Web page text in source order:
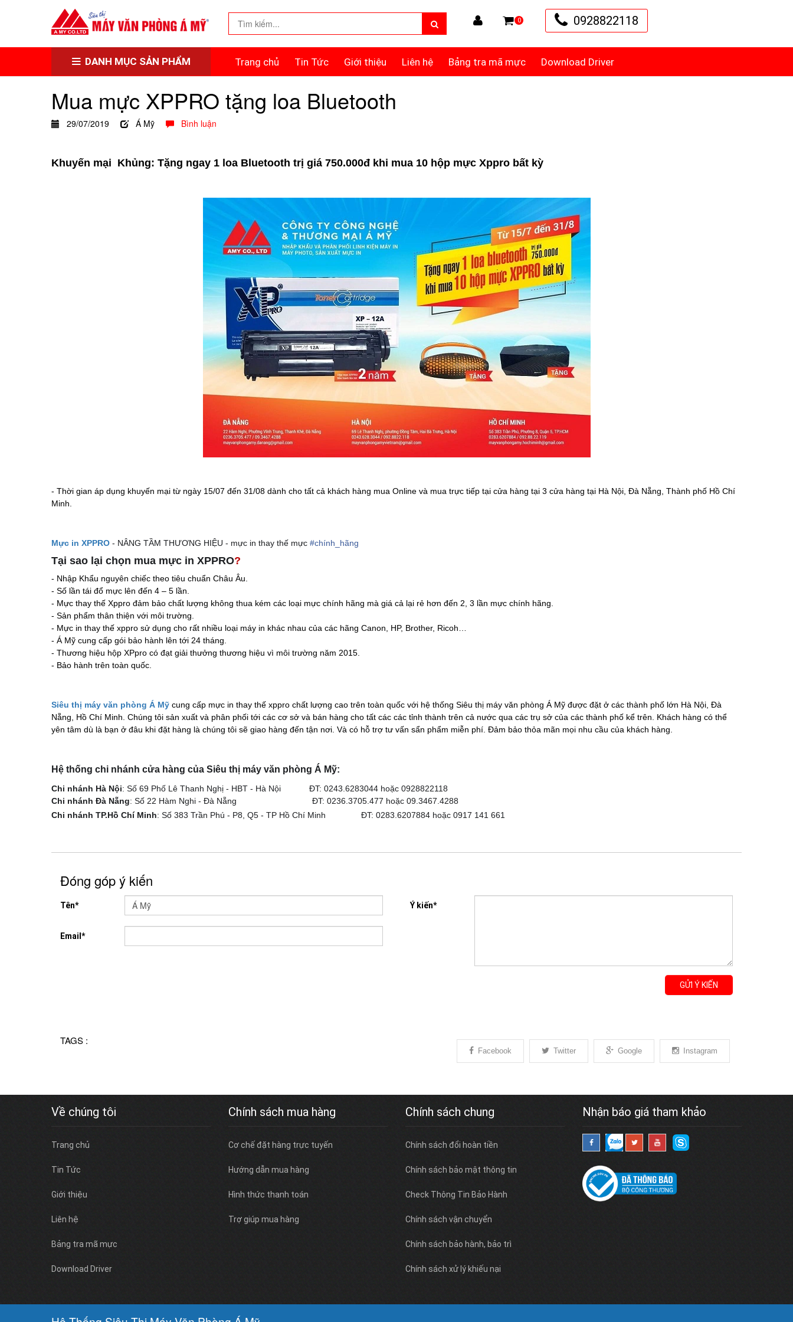
0 0928822118
DANH MỤC SẢN PHẨM Trang chủ Tin Tức Giới thiệu Liên hệ Bảng tra mã mực Download Driver
Mua mực XPPRO tặng loa Bluetooth
29/07/2019 Á Mỹ Bình luận
Khuyến mại Khủng: Tặng ngay 1 loa Bluetooth trị giá 750.000đ khi mua 10 hộp mực Xppro bất kỳ
- Thời gian áp dụng khuyến mại từ ngày 15/07 đến 31/08 dành cho tất cả khách hàng mua Online và mua trực tiếp tại cửa hàng tại 3 cửa hàng tại Hà Nội, Đà Nẵng, Thành phố Hồ Chí
Minh.
Mực in XPPRO - NÂNG TẦM THƯƠNG HIỆU - mực in thay thế mực #chính_hãng
Tại sao lại chọn mua mực in XPPRO?
- Nhập Khẩu nguyên chiếc theo tiêu chuẩn Châu Âu.
- Số lần tái đổ mực lên đến 4 – 5 lần.
- Mực thay thế Xppro đảm bảo chất lượng không thua kém các loại mực chính hãng mà giá cả lại rẻ hơn đến 2, 3 lần mực chính hãng.
- Sản phẩm thân thiện với môi trường.
- Mực in thay thế xppro sử dụng cho rất nhiều loại máy in khác nhau của các hãng Canon, HP, Brother, Ricoh…
- Á Mỹ cung cấp gói bảo hành lên tới 24 tháng.
- Thương hiệu hộp XPpro có đạt giải thưởng thương hiệu vì môi trường năm 2015.
- Bảo hành trên toàn quốc.
Siêu thị máy văn phòng Á Mỹ cung cấp mực in thay thế xppro chất lượng cao trên toàn quốc với hệ thống Siêu thị máy văn phòng Á Mỹ được đặt ở các thành phố lớn Hà Nội, Đà
Nẵng, Hồ Chí Minh. Chúng tôi sản xuất và phân phối tới các cơ sở và bán hàng cho tất các các tỉnh thành trên cả nước qua các trụ sở của các thành phố kể trên. Khách hàng có thể
yên tâm dù là bạn ở đâu khi đặt hàng là chúng tôi sẽ giao hàng đến tận nơi. Và có hỗ trợ tư vấn sẩn phẩm miễn phí. Đảm bảo thỏa mãn mọi nhu cầu của khách hàng.
Hệ thống chi nhánh cửa hàng của Siêu thị máy văn phòng Á Mỹ:
Chi nhánh Hà Nội: Số 69 Phố Lê Thanh Nghị - HBT - Hà Nội ĐT: 0243.6283044 hoặc 0928822118
Chi nhánh Đà Nẵng: Số 22 Hàm Nghi - Đà Nẵng ĐT: 0236.3705.477 hoặc 09.3467.4288
Chi nhánh TP.Hồ Chí Minh: Số 383 Trần Phú - P8, Q5 - TP Hồ Chí Minh ĐT: 0283.6207884 hoặc 0917 141 661
Đóng góp ý kiến
Tên*
Email*
Ý kiến*
GỬI Ý KIẾN
TAGS :
Facebook Twitter Google Instagram
Về chúng tôi
Trang chủ
Tin Tức
Giới thiệu
Liên hệ
Bảng tra mã mực
Download Driver
Chính sách mua hàng
Cơ chế đặt hàng trực tuyến
Hướng dẫn mua hàng
Hình thức thanh toán
Trợ giúp mua hàng
Chính sách chung
Chính sách đổi hoàn tiền
Chính sách bảo mật thông tin
Check Thông Tin Bảo Hành
Chính sách vận chuyển
Chính sách bảo hành, bảo trì
Chính sách xử lý khiếu nại
Nhận báo giá tham khảo